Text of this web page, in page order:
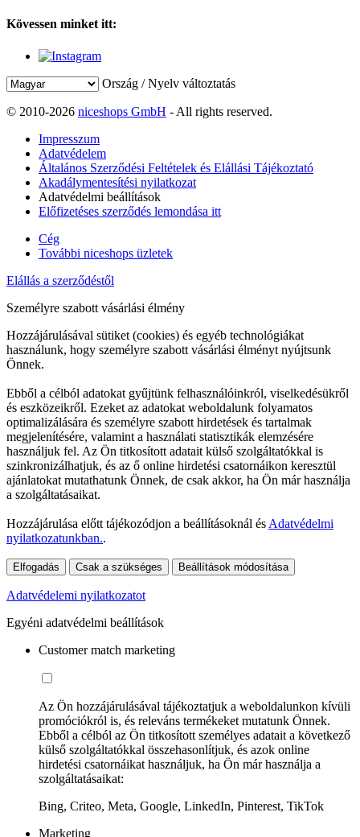
Kövessen minket itt:
Ország / Nyelv változtatás
© 2010-2026 niceshops GmbH - All rights reserved.
Impresszum
Adatvédelem
Általános Szerződési Feltételek és Elállási Tájékoztató
Akadálymentesítési nyilatkozat
Adatvédelmi beállítások
Előfizetéses szerződés lemondása itt
Cég
További niceshops üzletek
Elállás a szerződéstől
Személyre szabott vásárlási élmény
Hozzájárulásával sütiket (cookies) és egyéb technológiákat
használunk, hogy személyre szabott vásárlási élményt nyújtsunk
Önnek.
Ebből a célból adatokat gyűjtünk felhasználóinkról, viselkedésükről
és eszközeikről. Ezeket az adatokat weboldalunk folyamatos
optimalizálására és személyre szabott hirdetések és tartalmak
megjelenítésére, valamint a használati statisztikák elemzésére
használjuk fel. Az Ön titkosított adatait külső szolgáltatókkal is
szinkronizálhatjuk, és az ő online hirdetési csatornáikon keresztül
ajánlatokat mutathatunk Önnek, de csak akkor, ha Ön már használja
a szolgáltatásaikat.
Hozzájárulása előtt tájékozódjon a beállításoknál és Adatvédelmi
nyilatkozatunkban..
Elfogadás Csak a szükséges Beállítások módosítása
Adatvédelemi nyilatkozatot
Egyéni adatvédelmi beállítások
Customer match marketing
Az Ön hozzájárulásával tájékoztatjuk a weboldalunkon kívüli
promóciókról is, és releváns termékeket mutatunk Önnek.
Ebből a célból az Ön titkosított személyes adatait a következő
külső szolgáltatókkal összehasonlítjuk, és azok online
hirdetési csatornáikat használjuk, ha Ön már használja a
szolgáltatásaikat:
Bing, Criteo, Meta, Google, LinkedIn, Pinterest, TikTok
Marketing